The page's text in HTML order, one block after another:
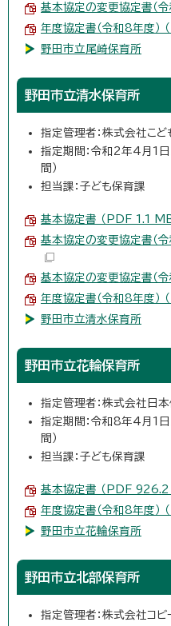
基本協定の変更協定書（
年度協定書（令和8年度）
野田市立尾崎保育所
野田市立清水保育所
指定管理者：株式会社こど
指定期間：令和2年4月1
間）
担当課：子ども保育課
基本協定書 （PDF 1.1 MB
基本協定の変更協定書（
基本協定の変更協定書（
年度協定書（令和8年度）
野田市立清水保育所
野田市立花輪保育所
指定管理者：株式会社日
指定期間：令和8年4月1
間）
担当課：子ども保育課
基本協定書 （PDF 926.2
年度協定書（令和8年度）
野田市立花輪保育所
野田市立北部保育所
指定管理者：株式会社コビ